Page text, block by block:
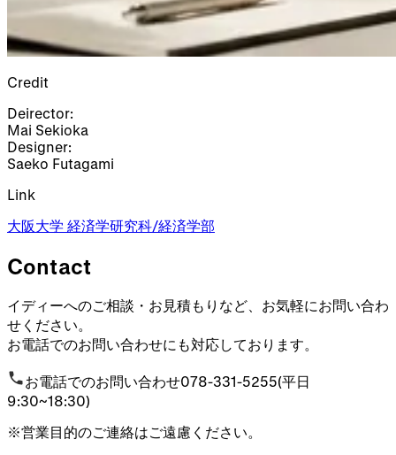
Credit
Deirector:
Mai Sekioka
Designer:
Saeko Futagami
Link
大阪大学 経済学研究科/経済学部
Contact
イディーへのご相談・お見積もりなど、お気軽にお問い合わ
せください。
お電話でのお問い合わせにも対応しております。
お電話でのお問い合わせ078-331-5255(平日
9:30~18:30)
※営業目的のご連絡はご遠慮ください。